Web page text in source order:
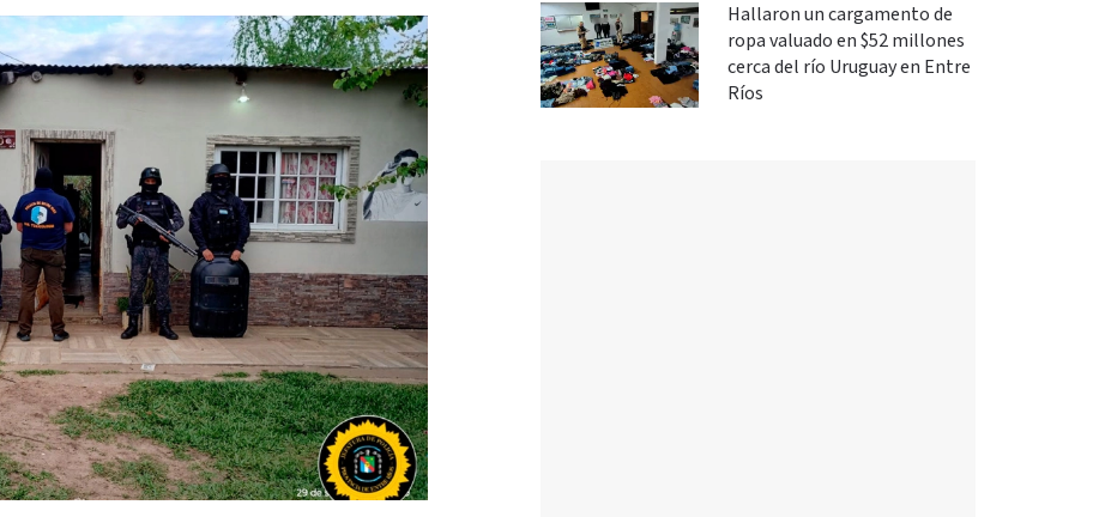
Hallaron un cargamento de
ropa valuado en $52 millones
cerca del río Uruguay en Entre
Ríos